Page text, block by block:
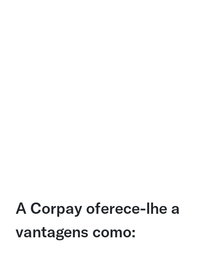
A Corpay oferece-lhe a
vantagens como: